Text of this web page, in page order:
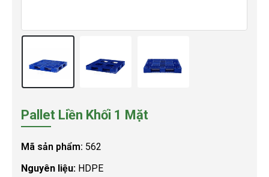
Pallet Liền Khối 1 Mặt
Mã sản phẩm: 562
Nguyên liệu: HDPE